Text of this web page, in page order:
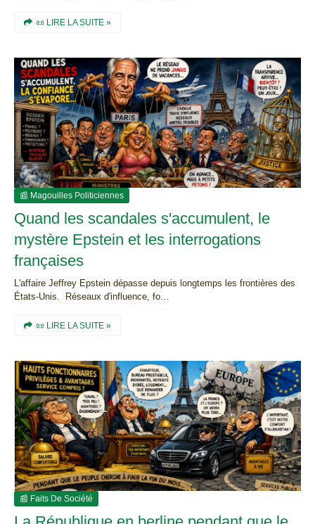
📜 LIRE LA SUITE »
📰 Magouilles Politiciennes
Quand les scandales s'accumulent, le
mystère Epstein et les interrogations
françaises
L'affaire Jeffrey Epstein dépasse depuis longtemps les frontières des
États-Unis. Réseaux d'influence, fo…
📜 LIRE LA SUITE »
📰 Faits De Société